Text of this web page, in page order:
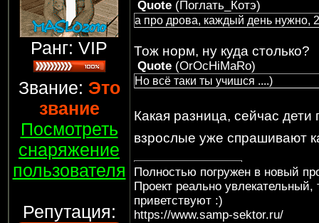
Ранг: VIP
Звание: Это
звание
Посмотреть
снаряжение
пользователя
Репутация:
Quote(Поглать_Котэ)
а про дрова, каждый день нужно,
Тож норм, ну куда столько?
Quote(OrOcHiMaRo)
Но всё таки ты учишся ....)
Какая разница, сейчас
взрослые уже спрашивают
Полностью погружен в новый
Проект реально
приветствуют :)
https://www.samp-sektor.ru/